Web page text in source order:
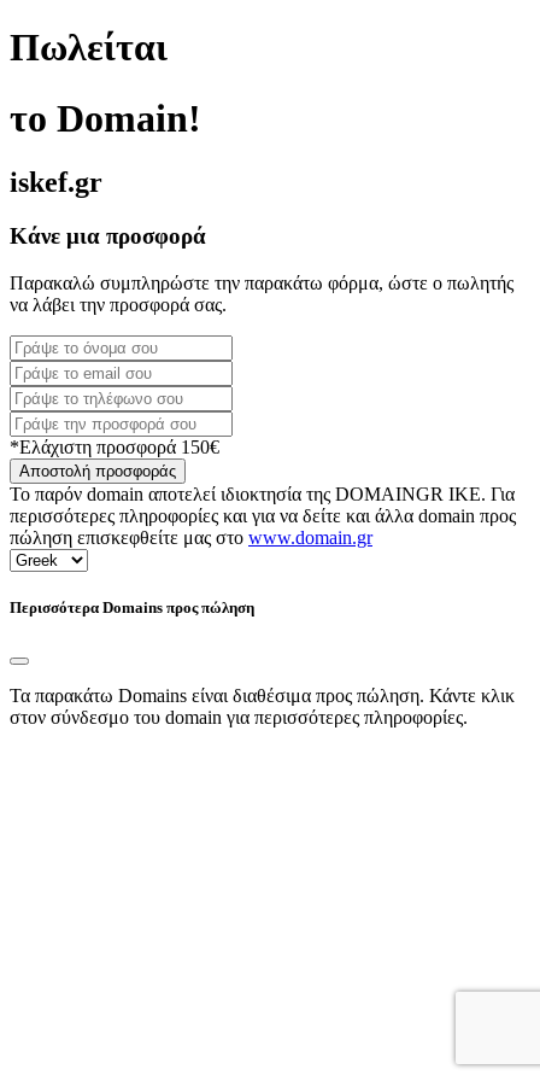
Πωλείται
το Domain!
iskef.gr
Κάνε μια προσφορά
Παρακαλώ συμπληρώστε την παρακάτω φόρμα, ώστε ο πωλητής
να λάβει την προσφορά σας.
*Ελάχιστη προσφορά 150€
Αποστολή προσφοράς
Το παρόν domain αποτελεί ιδιοκτησία της DOMAINGR ΙΚΕ. Για
περισσότερες πληροφορίες και για να δείτε και άλλα domain προς
πώληση επισκεφθείτε μας στο www.domain.gr
Περισσότερα Domains προς πώληση
Τα παρακάτω Domains είναι διαθέσιμα προς πώληση. Κάντε κλικ
στον σύνδεσμο του domain για περισσότερες πληροφορίες.